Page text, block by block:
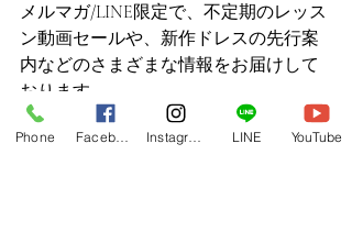
メルマガ/LINE限定で、不定期のレッス
ン動画セールや、新作ドレスの先行案
内などのさまざまな情報をお届けして
おります。
レッスン動画はお得なまとめ買いプラ
ンや、DVD納品もございます。
Phone LINE YouTube